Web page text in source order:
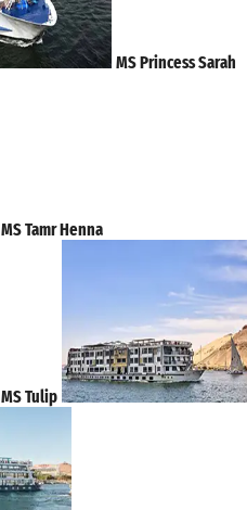
MS Princess Sarah
MS Tamr Henna
MS Tulip